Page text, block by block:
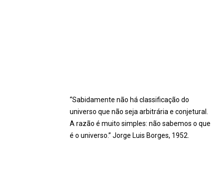
“Sabidamente não há classificação do
universo que não seja arbitrária e conjetural.
A razão é muito simples: não sabemos o que
é o universo.” Jorge Luis Borges, 1952.